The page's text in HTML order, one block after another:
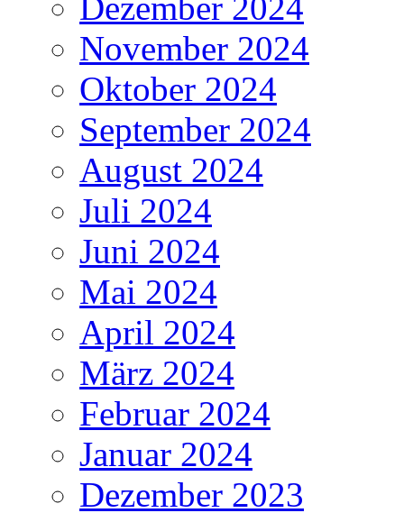
November 2024
Oktober 2024
September 2024
August 2024
Juli 2024
Juni 2024
Mai 2024
April 2024
März 2024
Februar 2024
Januar 2024
Dezember 2023